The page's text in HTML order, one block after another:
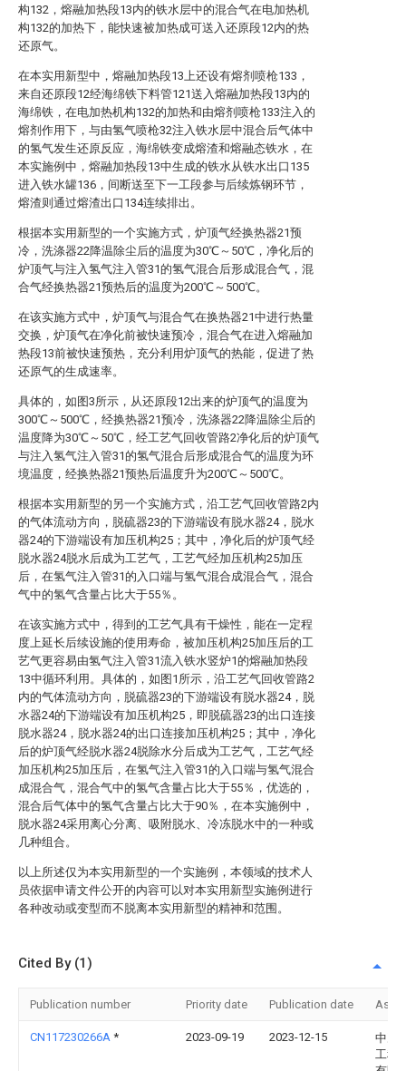
构132，熔融加热段13内的铁水层中的混合气在电加热机
构132的加热下，能快速被加热成可送入还原段12内的热
还原气。
在本实用新型中，熔融加热段13上还设有熔剂喷枪133，
来自还原段12经海绵铁下料管121送入熔融加热段13内的
海绵铁，在电加热机构132的加热和由熔剂喷枪133注入的
熔剂作用下，与由氢气喷枪32注入铁水层中混合后气体中
的氢气发生还原反应，海绵铁变成熔渣和熔融态铁水，在
本实施例中，熔融加热段13中生成的铁水从铁水出口135
进入铁水罐136，间断送至下一工段参与后续炼钢环节，
熔渣则通过熔渣出口134连续排出。
根据本实用新型的一个实施方式，炉顶气经换热器21预
冷，洗涤器22降温除尘后的温度为30℃～50℃，净化后的
炉顶气与注入氢气注入管31的氢气混合后形成混合气，混
合气经换热器21预热后的温度为200℃～500℃。
在该实施方式中，炉顶气与混合气在换热器21中进行热量
交换，炉顶气在净化前被快速预冷，混合气在进入熔融加
热段13前被快速预热，充分利用炉顶气的热能，促进了热
还原气的生成速率。
具体的，如图3所示，从还原段12出来的炉顶气的温度为
300℃～500℃，经换热器21预冷，洗涤器22降温除尘后的
温度降为30℃～50℃，经工艺气回收管路2净化后的炉顶气
与注入氢气注入管31的氢气混合后形成混合气的温度为环
境温度，经换热器21预热后温度升为200℃～500℃。
根据本实用新型的另一个实施方式，沿工艺气回收管路2内
的气体流动方向，脱硫器23的下游端设有脱水器24，脱水
器24的下游端设有加压机构25；其中，净化后的炉顶气经
脱水器24脱水后成为工艺气，工艺气经加压机构25加压
后，在氢气注入管31的入口端与氢气混合成混合气，混合
气中的氢气含量占比大于55％。
在该实施方式中，得到的工艺气具有干燥性，能在一定程
度上延长后续设施的使用寿命，被加压机构25加压后的工
艺气更容易由氢气注入管31流入铁水竖炉1的熔融加热段
13中循环利用。具体的，如图1所示，沿工艺气回收管路2
内的气体流动方向，脱硫器23的下游端设有脱水器24，脱
水器24的下游端设有加压机构25，即脱硫器23的出口连接
脱水器24，脱水器24的出口连接加压机构25；其中，净化
后的炉顶气经脱水器24脱除水分后成为工艺气，工艺气经
加压机构25加压后，在氢气注入管31的入口端与氢气混合
成混合气，混合气中的氢气含量占比大于55％，优选的，
混合后气体中的氢气含量占比大于90％，在本实施例中，
脱水器24采用离心分离、吸附脱水、冷冻脱水中的一种或
几种组合。
以上所述仅为本实用新型的一个实施例，本领域的技术人
员依据申请文件公开的内容可以对本实用新型实施例进行
各种改动或变型而不脱离本实用新型的精神和范围。
Cited By (1)
Publication number Priority date Publication date
CN117230266A * 2023-09-19 2023-12-15
中冶
工程